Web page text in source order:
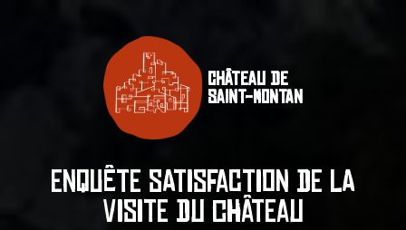
Château de
Saint-Montan
Enquête satisfaction de la
visite du château